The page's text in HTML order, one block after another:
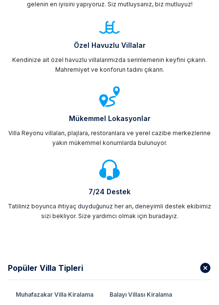
gelenin en iyisini yapıyoruz. Siz mutluysanız, biz mutluyuz!
Özel Havuzlu Villalar
Kendinize ait özel havuzlu villalarımızda serinlemenin keyfini çıkarın.
Mahremiyet ve konforun tadını çıkarın.
Mükemmel Lokasyonlar
Villa Reyonu villaları, plajlara, restoranlara ve yerel cazibe merkezlerine
yakın mükemmel konumlarda bulunuyor.
7/24 Destek
Tatiliniz boyunca ihtiyaç duyduğunuz her an, deneyimli destek ekibimiz
sizi bekliyor. Size yardımcı olmak için buradayız.
Popüler Villa Tipleri
Muhafazakar Villa Kiralama Balayı Villası Kiralama